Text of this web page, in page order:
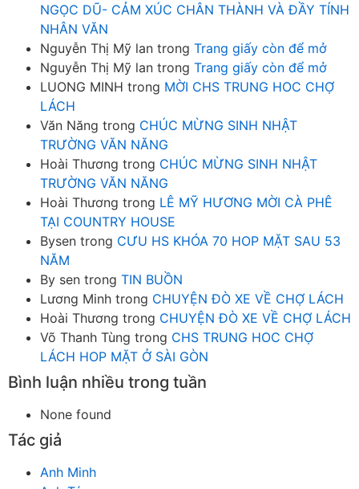
NGỌC DŨ- CẢM XÚC CHÂN THÀNH VÀ ĐẦY TÍNH
NHÂN VĂN
Nguyễn Thị Mỹ lan trong Trang giấy còn để mở
Nguyễn Thị Mỹ lan trong Trang giấy còn để mở
LUONG MINH trong MỜI CHS TRUNG HOC CHỢ
LÁCH
Văn Năng trong CHÚC MỪNG SINH NHẬT
TRƯỜNG VĂN NĂNG
Hoài Thương trong CHÚC MỪNG SINH NHẬT
TRƯỜNG VĂN NĂNG
Hoài Thương trong LÊ MỸ HƯƠNG MỜI CÀ PHÊ
TẠI COUNTRY HOUSE
Bysen trong CƯU HS KHÓA 70 HOP MẶT SAU 53
NĂM
By sen trong TIN BUỒN
Lương Minh trong CHUYỆN ĐÒ XE VỀ CHỢ LÁCH
Hoài Thương trong CHUYỆN ĐÒ XE VỀ CHỢ LÁCH
Võ Thanh Tùng trong CHS TRUNG HOC CHỢ
LÁCH HOP MẶT Ở SÀI GÒN
Bình luận nhiều trong tuần
None found
Tác giả
Anh Minh